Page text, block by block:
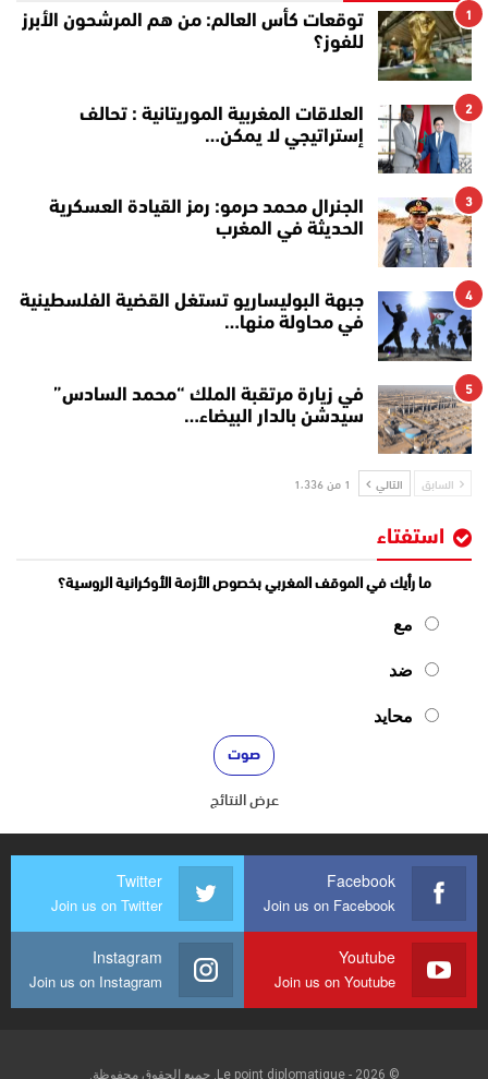
1
توقعات كأس العالم: من هم المرشحون الأبرز
للفوز؟
2
العلاقات المغربية الموريتانية : تحالف
إستراتيجي لا يمكن…
3
الجنرال محمد حرمو: رمز القيادة العسكرية
الحديثة في المغرب
4
جبهة البوليساريو تستغل القضية الفلسطينية
في محاولة منها…
5
في زيارة مرتقبة الملك “محمد السادس”
سيدشن بالدار البيضاء…
السابق التالي 1 من 1٬336
استفتاء
ما رأيك في الموقف المغربي بخصوص الأزمة الأوكرانية الروسية؟
مع
ضد
محايد
عرض النتائج
Facebook
Join us on Facebook
Twitter
Join us on Twitter
Youtube
Join us on Youtube
Instagram
Join us on Instagram
© 2026 - Le point diplomatique. جميع الحقوق محفوظة.